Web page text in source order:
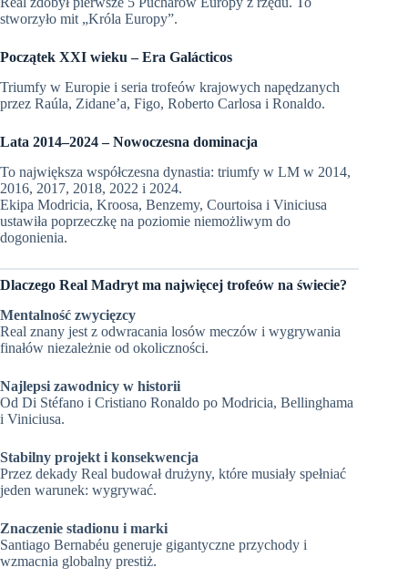
stworzyło mit „Króla Europy”.
Początek XXI wieku – Era Galácticos
Triumfy w Europie i seria trofeów krajowych napędzanych
przez Raúla, Zidane’a, Figo, Roberto Carlosa i Ronaldo.
Lata 2014–2024 – Nowoczesna dominacja
To największa współczesna dynastia: triumfy w LM w 2014,
2016, 2017, 2018, 2022 i 2024.
Ekipa Modricia, Kroosa, Benzemy, Courtoisa i Viniciusa
ustawiła poprzeczkę na poziomie niemożliwym do
dogonienia.
Dlaczego Real Madryt ma najwięcej trofeów na świecie?
Mentalność zwycięzcy
Real znany jest z odwracania losów meczów i wygrywania
finałów niezależnie od okoliczności.
Najlepsi zawodnicy w historii
Od Di Stéfano i Cristiano Ronaldo po Modricia, Bellinghama
i Viniciusa.
Stabilny projekt i konsekwencja
Przez dekady Real budował drużyny, które musiały spełniać
jeden warunek: wygrywać.
Znaczenie stadionu i marki
Santiago Bernabéu generuje gigantyczne przychody i
wzmacnia globalny prestiż.